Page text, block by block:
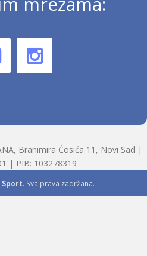
Branimira Ćosića 11, Novi Sad |
| PIB: 103278319
Sport. Sva prava zadržana.